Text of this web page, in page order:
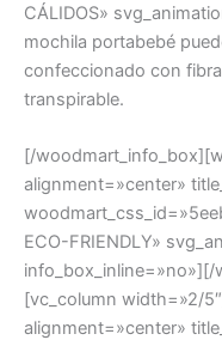
CÁLIDOS»
mochila portabebé
confeccionado con
transpirable.
[/
alignment=»center»
ECO-FRIENDLY»
[vc_column width=»2/
alignment=»center»